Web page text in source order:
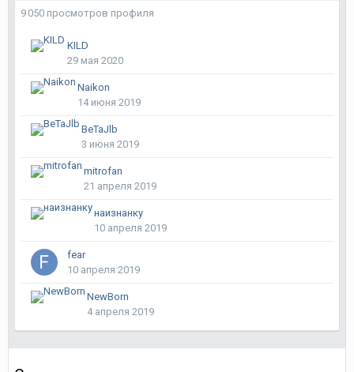
9 050 просмотров профиля
KILD
29 мая 2020
Naikon
14 июня 2019
BeTaJlb
3 июня 2019
mitrofan
21 апреля 2019
наизнанку
10 апреля 2019
fear
10 апреля 2019
NewBorn
4 апреля 2019